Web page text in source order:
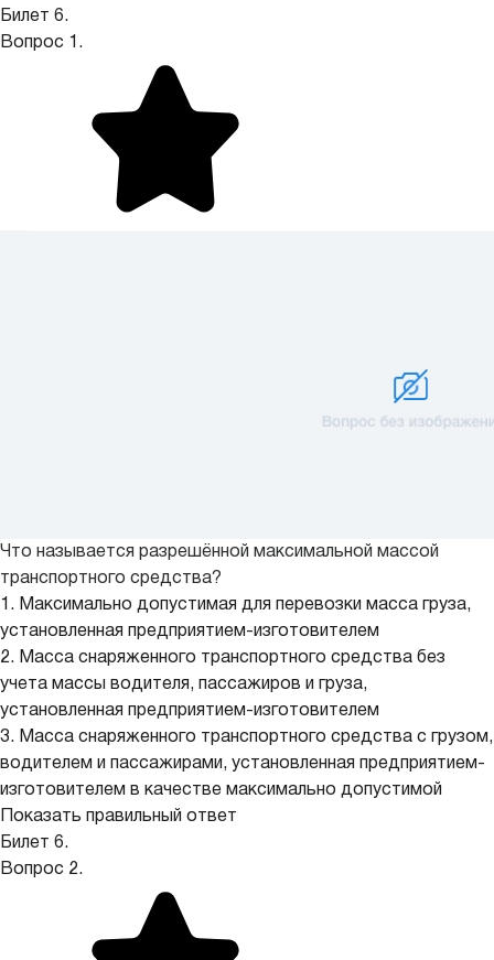
Билет 6.
Вопрос 1.
Что называется разрешённой максимальной массой
транспортного средства?
1. Максимально допустимая для перевозки масса груза,
установленная предприятием-изготовителем
2. Масса снаряженного транспортного средства без
учета массы водителя, пассажиров и груза,
установленная предприятием-изготовителем
3. Масса снаряженного транспортного средства с грузом,
водителем и пассажирами, установленная предприятием-
изготовителем в качестве максимально допустимой
Показать правильный ответ
Билет 6.
Вопрос 2.